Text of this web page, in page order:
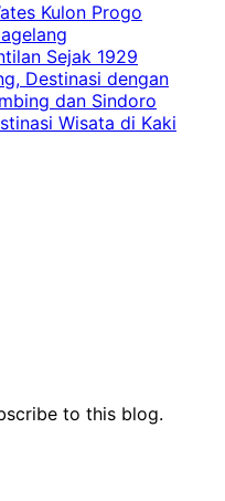
Kulon Progo
Sejak 1929
Destinasi dengan
dan Sindoro
Wisata di Kaki
to this blog.